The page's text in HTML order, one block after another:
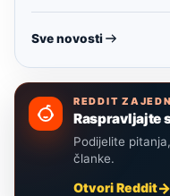
Sve novosti
REDDIT
Raspravljajte
Podijelite
članke.
Otvori Reddit